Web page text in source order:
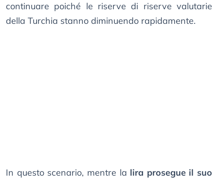
continuare poiché le riserve di riserve valutarie
della Turchia stanno diminuendo rapidamente.
In questo scenario, mentre la lira prosegue il suo